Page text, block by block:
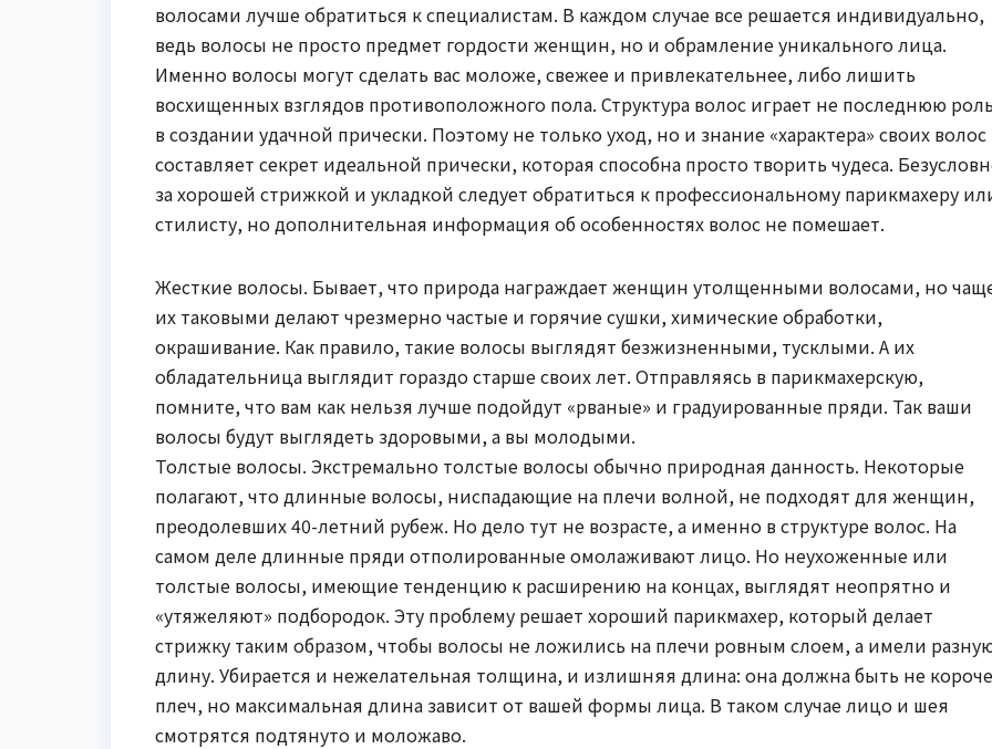
волосами лучше обратиться к специалистам. В каждом случае все решается индивидуально,
ведь волосы не просто предмет гордости женщин, но и обрамление уникального лица.
Именно волосы могут сделать вас моложе, свежее и привлекательнее, либо лишить
восхищенных взглядов противоположного пола. Структура волос играет не последнюю
в создании удачной прически. Поэтому не только уход, но и знание «характера» своих волос
составляет секрет идеальной прически, которая способна просто творить чудеса.
за хорошей стрижкой и укладкой следует обратиться к профессиональному парикмахеру
стилисту, но дополнительная информация об особенностях волос не помешает.
Жесткие волосы. Бывает, что природа награждает женщин утолщенными волосами, но
их таковыми делают чрезмерно частые и горячие сушки, химические обработки,
окрашивание. Как правило, такие волосы выглядят безжизненными, тусклыми. А их
обладательница выглядит гораздо старше своих лет. Отправляясь в парикмахерскую,
помните, что вам как нельзя лучше подойдут «рваные» и градуированные пряди. Так ваши
волосы будут выглядеть здоровыми, а вы молодыми.
Толстые волосы. Экстремально толстые волосы обычно природная данность. Некоторые
полагают, что длинные волосы, ниспадающие на плечи волной, не подходят для женщин,
преодолевших 40-летний рубеж. Но дело тут не возрасте, а именно в структуре волос. На
самом деле длинные пряди отполированные омолаживают лицо. Но неухоженные или
толстые волосы, имеющие тенденцию к расширению на концах, выглядят неопрятно и
«утяжеляют» подбородок. Эту проблему решает хороший парикмахер, который делает
стрижку таким образом, чтобы волосы не ложились на плечи ровным слоем, а имели
длину. Убирается и нежелательная толщина, и излишняя длина: она должна быть не короче
плеч, но максимальная длина зависит от вашей формы лица. В таком случае лицо и шея
смотрятся подтянуто и моложаво.